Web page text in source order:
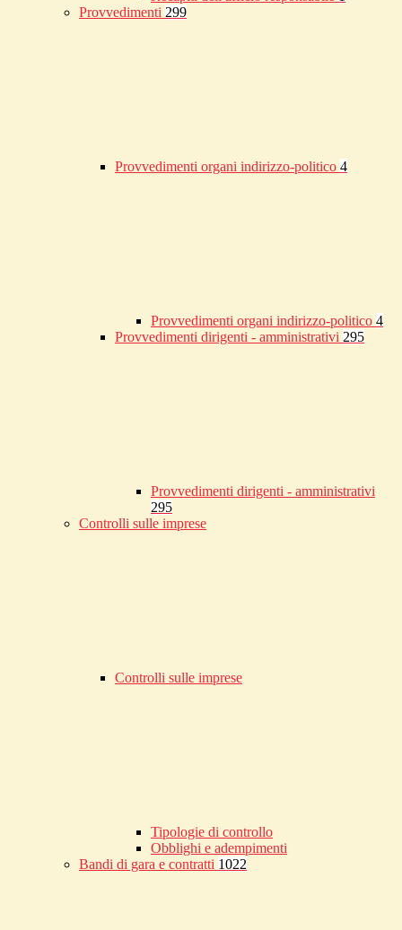
Provvedimenti 299
Provvedimenti organi indirizzo-politico 4
Provvedimenti organi indirizzo-politico 4
Provvedimenti dirigenti - amministrativi 295
Provvedimenti dirigenti - amministrativi
295
Controlli sulle imprese
Controlli sulle imprese
Tipologie di controllo
Obblighi e adempimenti
Bandi di gara e contratti 1022